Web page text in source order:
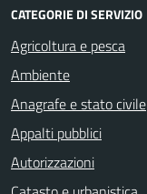
CATEGORIE DI SERVIZIO
Agricoltura e pesca
Ambiente
Anagrafe e stato civile
Appalti pubblici
Autorizzazioni